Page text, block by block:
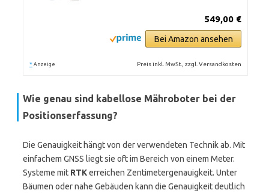
549,00 €
Bei Amazon ansehen
* Anzeige Preis inkl. MwSt., zzgl. Versandkosten
Wie genau sind kabellose Mähroboter bei der
Positionserfassung?
Die Genauigkeit hängt von der verwendeten Technik ab. Mit
einfachem GNSS liegt sie oft im Bereich von einem Meter.
Systeme mit RTKerreichen Zentimetergenauigkeit. Unter
Bäumen oder nahe Gebäuden kann die Genauigkeit deutlich